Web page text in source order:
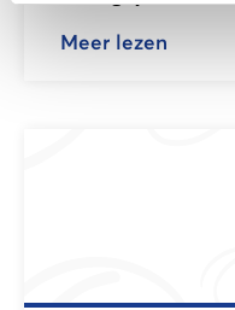
Meer lezen